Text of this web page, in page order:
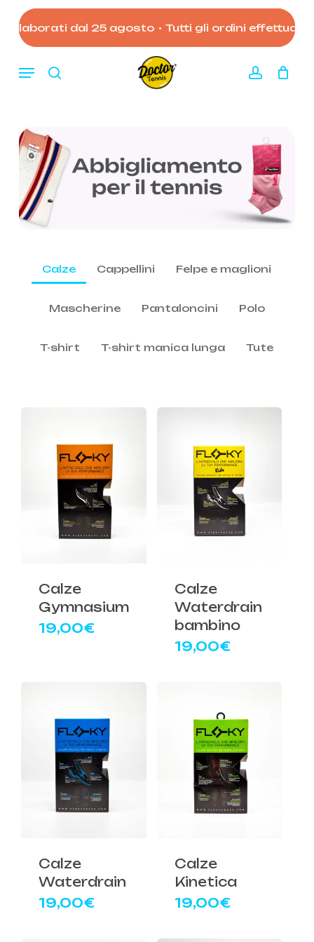
main
dal 25 agosto • Tutti gli ordini effettuati
search account
Menu
Carrello Close
Cart
Calze Cappellini Felpe e maglioni
Mascherine Pantaloncini Polo
T-shirt T-shirt manica lunga Tute
Calze
Gymnasium
19,00€
Calze
Waterdrain
bambino
19,00€
Calze
Waterdrain
19,00€
Calze
Kinetica
19,00€